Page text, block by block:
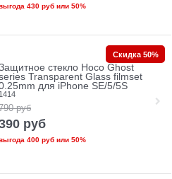
430 рубили 50%
стекло Hoco Ghost
Transparent Glass filmset
для iPhone SE/5/5S
1414
руб
руб
400 рубили 50%
Скидка 50%